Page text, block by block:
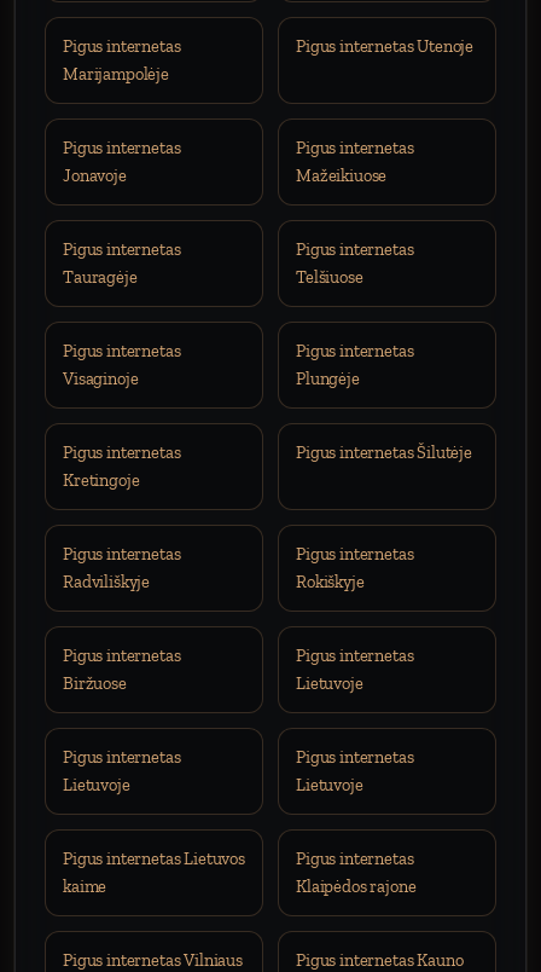
Pigus internetas
Marijampolėje
Pigus internetas Utenoje
Pigus internetas
Jonavoje
Pigus internetas
Mažeikiuose
Pigus internetas
Tauragėje
Pigus internetas
Telšiuose
Pigus internetas
Visaginoje
Pigus internetas
Plungėje
Pigus internetas
Kretingoje
Pigus internetas Šilutėje
Pigus internetas
Radviliškyje
Pigus internetas
Rokiškyje
Pigus internetas
Biržuose
Pigus internetas
Lietuvoje
Pigus internetas
Lietuvoje
Pigus internetas
Lietuvoje
Pigus internetas Lietuvos
kaime
Pigus internetas
Klaipėdos rajone
Pigus internetas Vilniaus
Pigus internetas Kauno